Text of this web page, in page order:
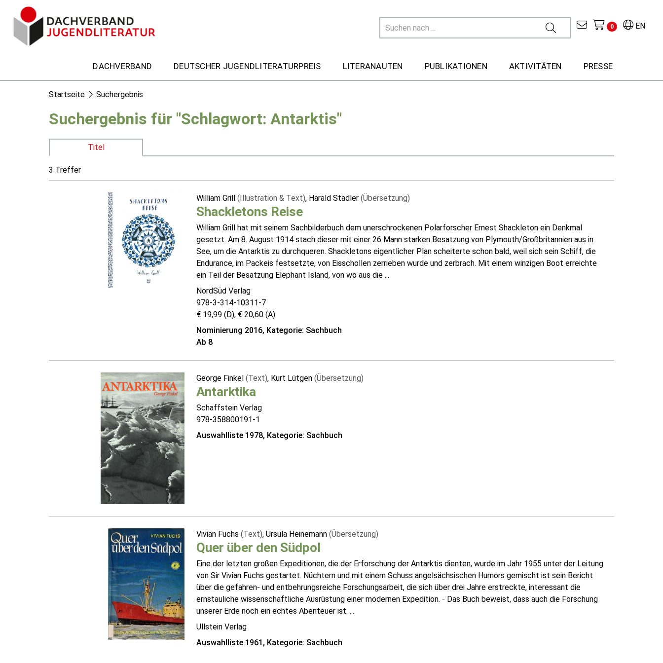
EN
0
DACHVERBAND DEUTSCHER JUGENDLITERATURPREIS LITERANAUTEN PUBLIKATIONEN AKTIVITÄTEN PRESSE
Startseite Suchergebnis
Suchergebnis für "Schlagwort: Antarktis"
Titel
3 Treffer
William Grill (Illustration & Text), Harald Stadler (Übersetzung)
Shackletons Reise
William Grill hat mit seinem Sachbilderbuch dem unerschrockenen Polarforscher Ernest Shackleton ein Denkmal
gesetzt. Am 8. August 1914 stach dieser mit einer 26 Mann starken Besatzung von Plymouth/Großbritannien aus in
See, um die Antarktis zu durchqueren. Shackletons eigentlicher Plan scheiterte schon bald, weil sich sein Schiff, die
Endurance, im Packeis festsetzte, von Eisschollen zerrieben wurde und zerbrach. Mit einem winzigen Boot erreichte
ein Teil der Besatzung Elephant Island, von wo aus die ...
NordSüd Verlag
978-3-314-10311-7
€ 19,99 (D), € 20,60 (A)
Nominierung 2016, Kategorie: Sachbuch
Ab 8
George Finkel (Text), Kurt Lütgen (Übersetzung)
Antarktika
Schaffstein Verlag
978-358800191-1
Auswahlliste 1978, Kategorie: Sachbuch
Vivian Fuchs (Text), Ursula Heinemann (Übersetzung)
Quer über den Südpol
Eine der letzten großen Expeditionen, die der Erforschung der Antarktis dienten, wurde im Jahr 1955 unter der Leitung
von Sir Vivian Fuchs gestartet. Nüchtern und mit einem Schuss angelsächsischen Humors gemischt ist sein Bericht
über die gefahren- und entbehrungsreiche Forschungsarbeit, die sich über drei Jahre erstreckte, interessant die
ernstauliche wissenschaftliche Ausrüstung einer modernen Expedition. - Das Buch beweist, dass auch die Forschung
unserer Erde noch ein echtes Abenteuer ist. ...
Ullstein Verlag
Auswahlliste 1961, Kategorie: Sachbuch